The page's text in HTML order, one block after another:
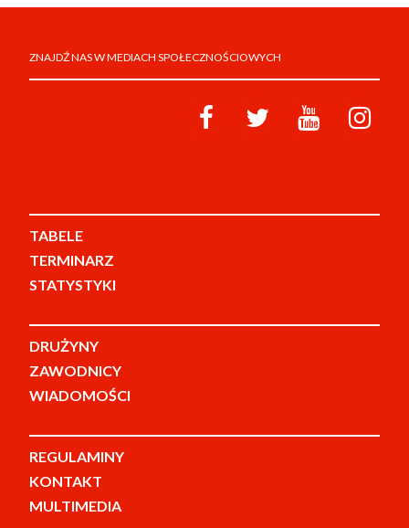
ZNAJDŹ NAS W MEDIACH SPOŁECZNOŚCIOWYCH
TABELE
TERMINARZ
STATYSTYKI
DRUŻYNY
ZAWODNICY
WIADOMOŚCI
REGULAMINY
KONTAKT
MULTIMEDIA